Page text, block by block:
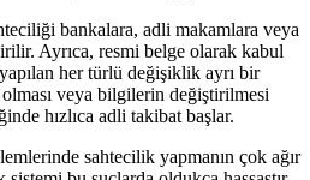
bankalara, adli makamlara veya
Ayrıca, resmi belge olarak kabul
her türlü değişiklik ayrı bir
olması veya bilgilerin değiştirilmesi
hızlıca adli takibat başlar.
sahtecilik yapmanın çok ağır